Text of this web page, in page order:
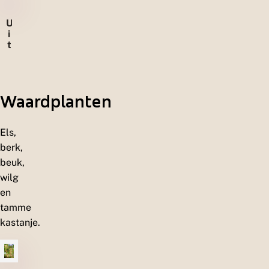
e
e
n
U
i
t
a
r
e
Waardplanten
Els,
berk,
beuk,
wilg
en
tamme
kastanje.